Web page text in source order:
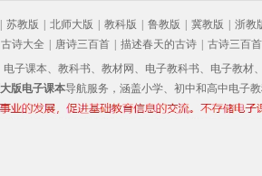
苏教版 北师大版 教科版 鲁教版 冀教版
浙教
古诗大全
唐诗三百首 描述春天的古诗
古诗三百首
电子课本、教科书、教材网、电子教科书、电子教材
版电子课本导航服务，涵盖小学、初中和高中电子